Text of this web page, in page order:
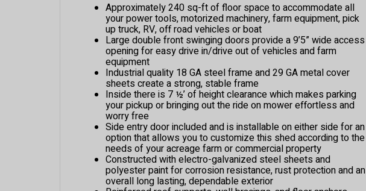
Approximately 240 sq-ft of floor space to accommodate all
your power tools, motorized machinery, farm equipment, pick
up truck, RV, off road vehicles or boat
Large double front swinging doors provide a 9’5” wide access
opening for easy drive in/drive out of vehicles and farm
equipment
Industrial quality 18 GA steel frame and 29 GA metal cover
sheets create a strong, stable frame
Inside there is 7 ½’ of height clearance which makes parking
your pickup or bringing out the ride on mower effortless and
worry free
Side entry door included and is installable on either side for an
option that allows you to customize this shed according to the
needs of your acreage farm or commercial property
Constructed with electro-galvanized steel sheets and
polyester paint for corrosion resistance, rust protection and an
overall long lasting, dependable exterior